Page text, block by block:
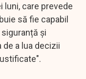
luni, care prevede
să fie capabil
și
a lua decizii